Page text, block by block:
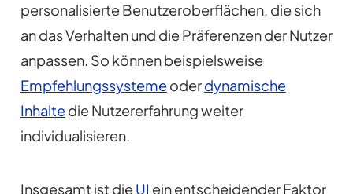
personalisierte Benutzeroberflächen, die sich
an das Verhalten und die Präferenzen der Nutzer
anpassen. So können beispielsweise
Empfehlungssystemeoderdynamische
Inhaltedie Nutzererfahrung weiter
individualisieren.
Insgesamt ist dieUI ein entscheidender Faktor